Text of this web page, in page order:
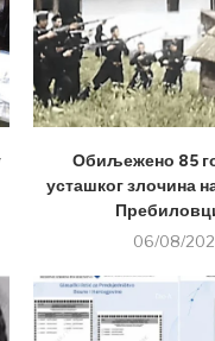
Обиљежено 85
усташког злочина
06/08/